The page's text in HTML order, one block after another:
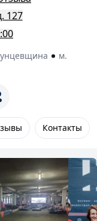
127
м.
Контакты